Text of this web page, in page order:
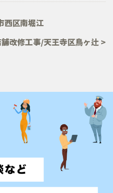
西区南堀江
改修工事/天王寺区鳥ヶ辻 >